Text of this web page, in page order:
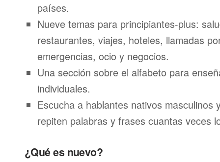
países.
Nueve temas para principiantes-plus:
restaurantes, viajes, hoteles, llamadas
emergencias, ocio y negocios.
Una sección sobre el alfabeto para
individuales.
Escucha a hablantes nativos masculinos
repiten palabras y frases cuantas veces
¿Qué es nuevo?